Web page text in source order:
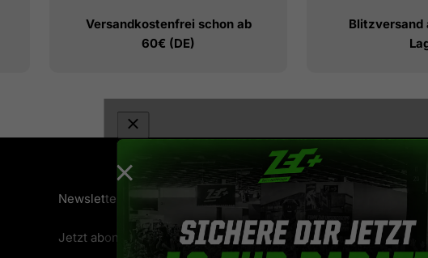
Versandkostenfrei schon ab
60€ (DE)
Blitzversand
Newsletter
Jetzt abonnieren und nichts verpassen!